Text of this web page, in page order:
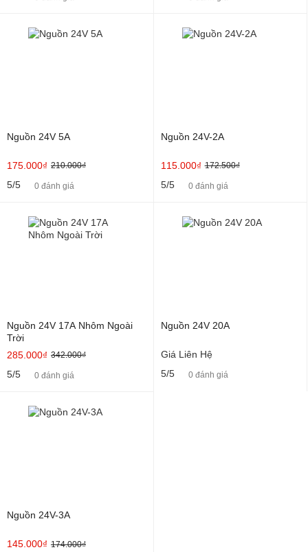
Nguồn 24V 5A
175.000₫ 210.000₫
5/5 0 đánh giá
Nguồn 24V-2A
115.000₫ 172.500₫
5/5 0 đánh giá
Nguồn 24V 17A Nhôm Ngoài
Trời
285.000₫ 342.000₫
5/5 0 đánh giá
Nguồn 24V 20A
Giá Liên Hệ
5/5
0 đánh giá
Nguồn 24V-3A
145.000₫ 174.000₫